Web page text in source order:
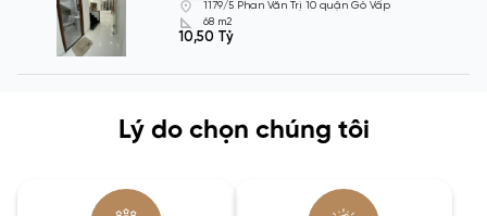
1179/5 Phan Văn Trị 10 quận Gò Vấp
68 m2
10,50 Tỷ
Lý do chọn chúng tôi